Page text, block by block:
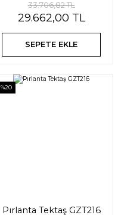
33.706,82 TL
29.662,00 TL
SEPETE EKLE
%20
Pırlanta Tektaş GZT216